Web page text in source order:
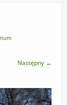
Następny →